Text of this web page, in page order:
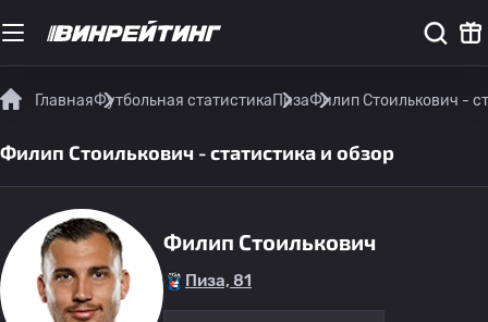
ГлавнаяФутбольная статистикаПизаФилип Стоилькович -
Филип Стоилькович - статистика и обзор
Филип Стоилькович
Пиза, 81